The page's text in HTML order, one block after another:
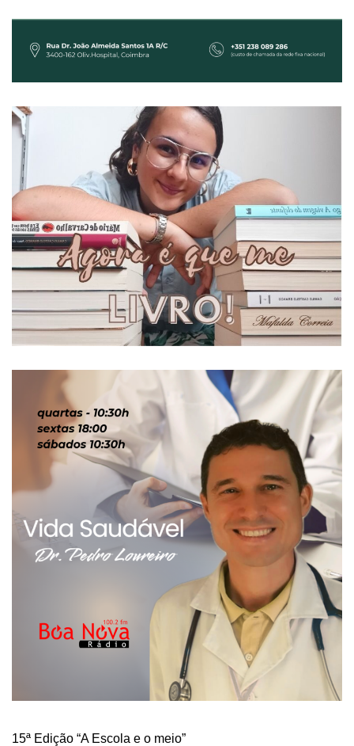
15ª Edição “A Escola e o meio”